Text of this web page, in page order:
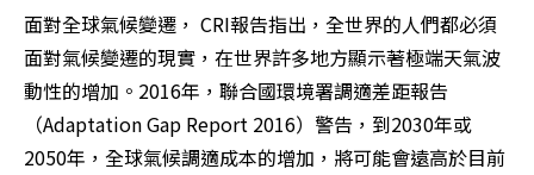
面對全球氣候變遷， CRI報告指出，全世界的人們都必須
面對氣候變遷的現實，在世界許多地方顯示著極端天氣波
動性的增加。2016年，聯合國環境署調適差距報告
（Adaptation Gap Report 2016）警告，到2030年或
2050年，全球氣候調適成本的增加，將可能會遠高於目前